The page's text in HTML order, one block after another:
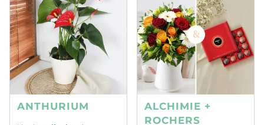
ANTHURIUM
ALCHIMIE +
ROCHERS